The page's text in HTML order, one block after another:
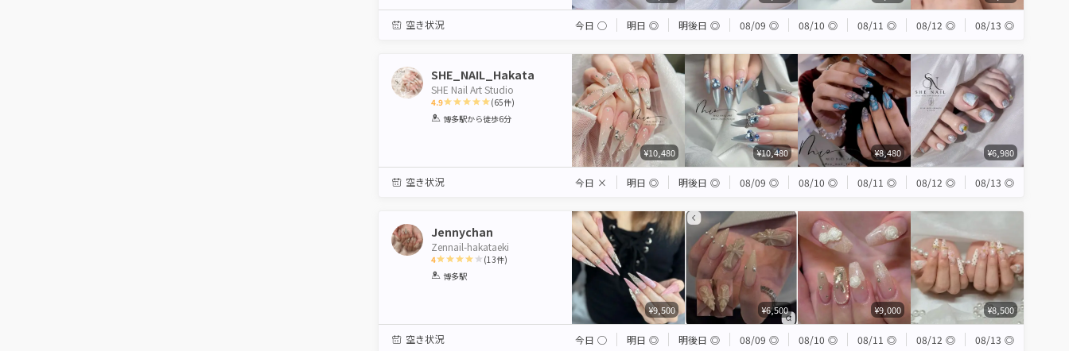
空き状況 今日 ◯ 明日 ◎ 明後日 ◎ 08/09 ◎ 08/10 ◎ 08/11 ◎ 08/12 ◎ 08/13 ◎
SHE_NAIL_Hakata
SHE Nail Art Studio
4.9
1 2 3 4 5
(65件)
博多駅から徒歩6分
¥10,480 ¥10,480 ¥8,480 ¥6,980
空き状況 今日 × 明日 ◎ 明後日 ◎ 08/09 ◎ 08/10 ◎ 08/11 ◎ 08/12 ◎ 08/13 ◎
Jennychan
Zennail-hakataeki
4
1 2 3 4
(13件)
博多駅
¥9,500 ¥6,500 ¥9,000 ¥8,500
空き状況 今日 ◯ 明日 ◎ 明後日 ◎ 08/09 ◎ 08/10 ◎ 08/11 ◎ 08/12 ◎ 08/13 ◎